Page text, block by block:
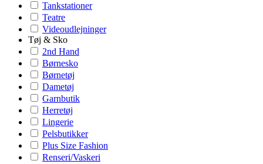
Tankstationer
Teatre
Videoudlejninger
Tøj & Sko
2nd Hand
Børnesko
Børnetøj
Dametøj
Garnbutik
Herretøj
Lingerie
Pelsbutikker
Plus Size Fashion
Renseri/Vaskeri